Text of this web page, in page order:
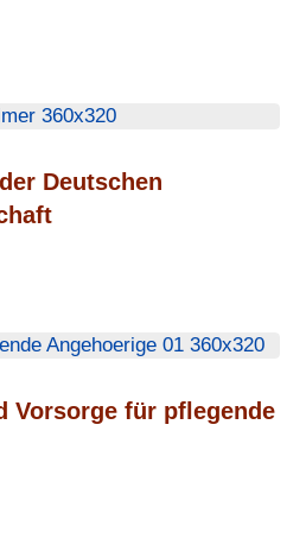
Deutschen
Vorsorge für pflegende